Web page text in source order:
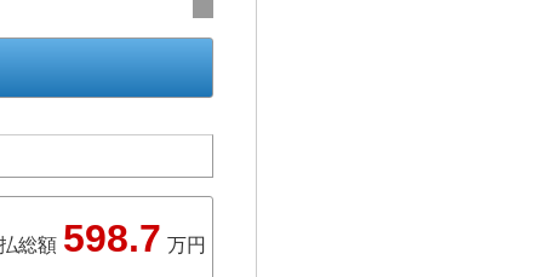
総額 598.7 万円